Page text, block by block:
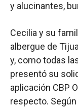
y alucinantes,
Cecilia y su
albergue de
y, como todas
presentó su
aplicación CBP
respecto.